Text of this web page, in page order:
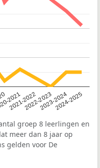
2021
2021-20222022-20232023-20242024-2025
groep 8 leerlingen en
meer dan 8 jaar op
gelden voor De